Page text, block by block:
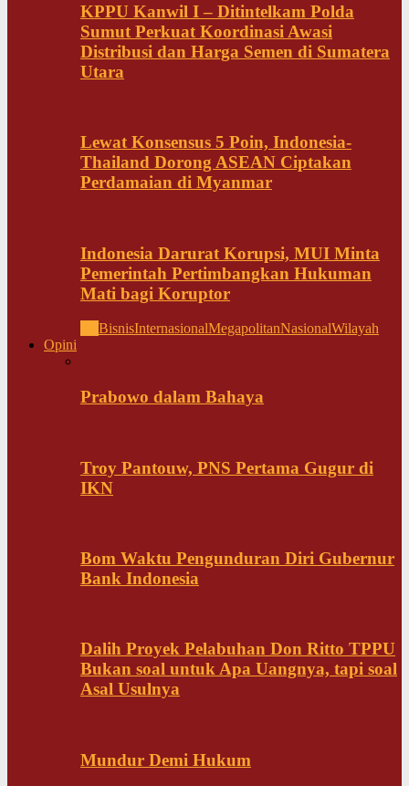
KPPU Kanwil I – Ditintelkam Polda
Sumut Perkuat Koordinasi Awasi
Distribusi dan Harga Semen di Sumatera
Utara
Lewat Konsensus 5 Poin, Indonesia-
Thailand Dorong ASEAN Ciptakan
Perdamaian di Myanmar
Indonesia Darurat Korupsi, MUI Minta
Pemerintah Pertimbangkan Hukuman
Mati bagi Koruptor
BisnisInternasionalMegapolitanNasionalWilayah
Opini
Prabowo dalam Bahaya
Troy Pantouw, PNS Pertama Gugur di
IKN
Bom Waktu Pengunduran Diri Gubernur
Bank Indonesia
Dalih Proyek Pelabuhan Don Ritto TPPU
Bukan soal untuk Apa Uangnya, tapi soal
Asal Usulnya
Mundur Demi Hukum